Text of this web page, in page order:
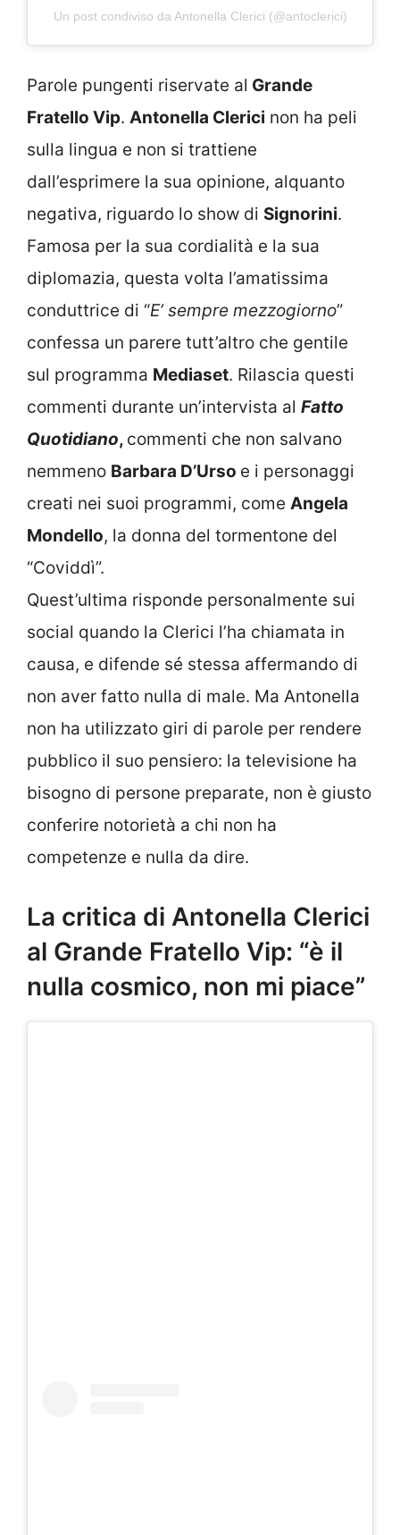
Un post condiviso da Antonella Clerici (@antoclerici)
Parole pungenti riservate al Grande
Fratello Vip. Antonella Clerici non ha peli
sulla lingua e non si trattiene
dall’esprimere la sua opinione, alquanto
negativa, riguardo lo show di Signorini.
Famosa per la sua cordialità e la sua
diplomazia, questa volta l’amatissima
conduttrice di “E’ sempre mezzogiorno”
confessa un parere tutt’altro che gentile
sul programma Mediaset. Rilascia questi
commenti durante un’intervista al Fatto
Quotidiano, commenti che non salvano
nemmeno Barbara D’Urso e i personaggi
creati nei suoi programmi, come Angela
Mondello, la donna del tormentone del
“Coviddì”.
Quest’ultima risponde personalmente sui
social quando la Clerici l’ha chiamata in
causa, e difende sé stessa affermando di
non aver fatto nulla di male. Ma Antonella
non ha utilizzato giri di parole per rendere
pubblico il suo pensiero: la televisione ha
bisogno di persone preparate, non è giusto
conferire notorietà a chi non ha
competenze e nulla da dire.
La critica di Antonella Clerici
al Grande Fratello Vip: “è il
nulla cosmico, non mi piace”